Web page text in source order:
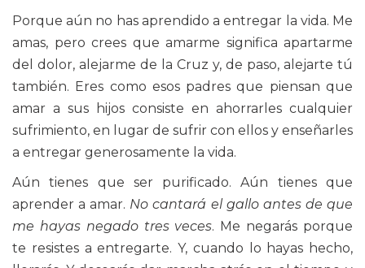
Porque aún no has aprendido a entregar la vida. Me
amas, pero crees que amarme significa apartarme
del dolor, alejarme de la Cruz y, de paso, alejarte tú
también. Eres como esos padres que piensan que
amar a sus hijos consiste en ahorrarles cualquier
sufrimiento, en lugar de sufrir con ellos y enseñarles
a entregar generosamente la vida.
Aún tienes que ser purificado. Aún tienes que
aprender a amar. No cantará el gallo antes de que
me hayas negado tres veces. Me negarás porque
te resistes a entregarte. Y, cuando lo hayas hecho,